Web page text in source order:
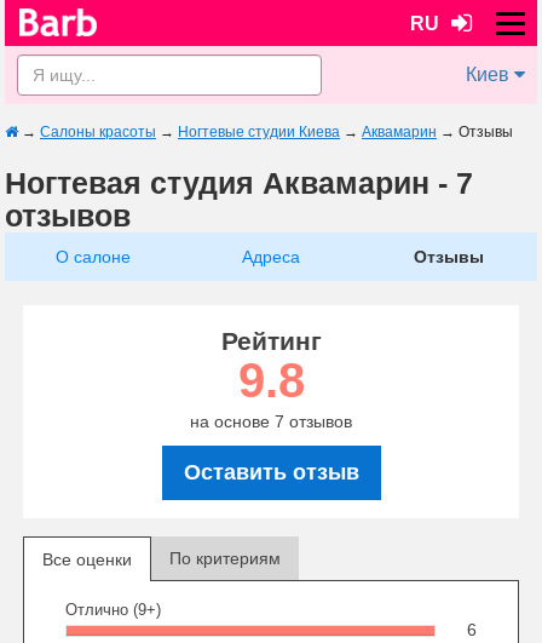
RU
Киев
→ Салоны красоты → Ногтевые студии Киева → Аквамарин → Отзывы
Ногтевая студия Аквамарин - 7
отзывов
О салоне Адреса Отзывы
Рейтинг
9.8
на основе 7 отзывов
Оставить отзыв
Все оценки По критериям
Отлично (9+)
6